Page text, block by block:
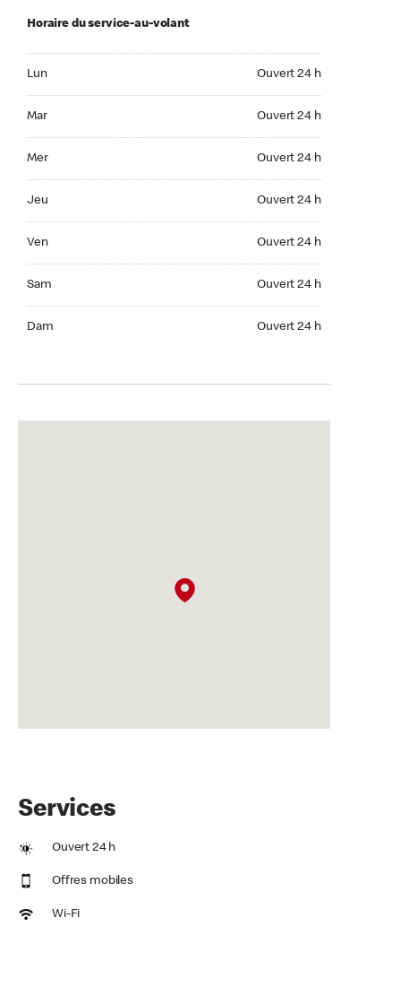
Horaire du service-au-volant
Lun Ouvert 24 h
Mar Ouvert 24 h
Mer Ouvert 24 h
Jeu Ouvert 24 h
Ven Ouvert 24 h
Sam Ouvert 24 h
Dam Ouvert 24 h
Services
Ouvert 24 h
Offres mobiles
Wi-Fi